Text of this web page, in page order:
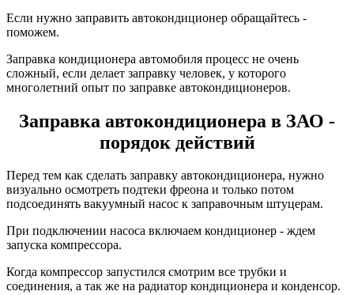
Если нужно заправить автокондиционер обращайтесь -
поможем.
Заправка кондиционера автомобиля процесс не очень
сложный, если делает заправку человек, у которого
многолетний опыт по заправке автокондиционеров.
Заправка автокондиционера в ЗАО -
порядок действий
Перед тем как сделать заправку автокондиционера, нужно
визуально осмотреть подтеки фреона и только потом
подсоединять вакуумный насос к заправочным штуцерам.
При подключении насоса включаем кондиционер - ждем
запуска компрессора.
Когда компрессор запустился смотрим все трубки и
соединения, а так же на радиатор кондиционера и конденсор.